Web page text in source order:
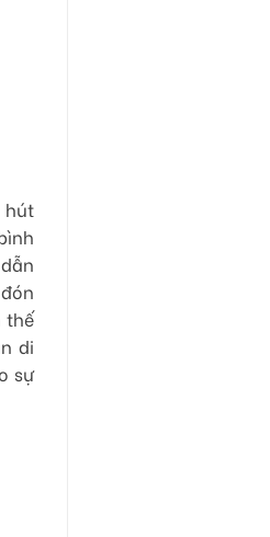
hút
thế
di
sự